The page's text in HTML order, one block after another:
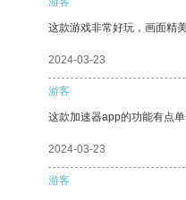
这款游戏非常好玩，画面精
2024-03-23
游客
这款加速器app的功能有点
2024-03-23
游客